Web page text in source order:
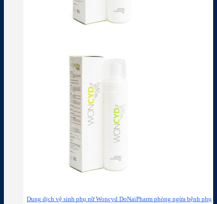
Dung dịch vệ sinh phụ nữ Woncyd DoNaiPharm phòng ngừa bệnh phụ